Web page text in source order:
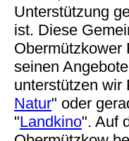
Unterstützung
ist. Diese
Obermützkower
seinen
unterstützen wir
Natur" oder
"Landkino". Auf